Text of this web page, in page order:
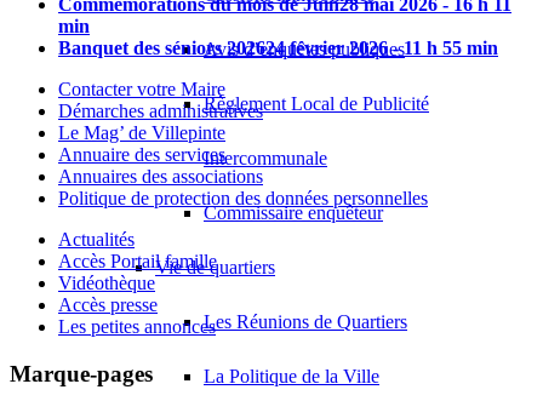
Avis d’enquêtes publiques
Règlement Local de Publicité
Intercommunale
Commissaire enquêteur
Vie de quartiers
Les Réunions de Quartiers
La Politique de la Ville
Commémorations du mois de Juin28 mai 2026 - 16 h 11
min
Banquet des séniors 202624 février 2026 - 11 h 55 min
Contacter votre Maire
Démarches administratives
Le Mag’ de Villepinte
Annuaire des services
Annuaires des associations
Politique de protection des données personnelles
Actualités
Accès Portail famille
Vidéothèque
Accès presse
Les petites annonces
Marque-pages